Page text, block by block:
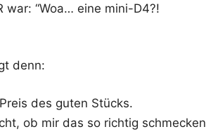
“Woa… eine mini-D4?!
denn:
des guten Stücks.
ob mir das so rich­tig schme­cken